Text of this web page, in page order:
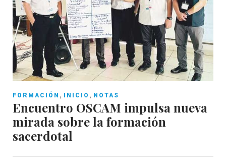
FORMACIÓN , INICIO , NOTAS
Encuentro OSCAM impulsa nueva
mirada sobre la formación
sacerdotal